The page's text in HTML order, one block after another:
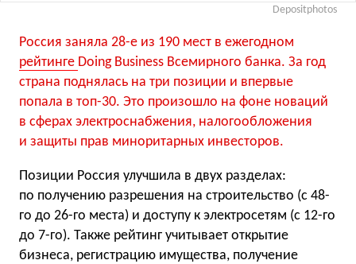
Depositphotos
Россия заняла 28-е из 190 мест в ежегодном
рейтинге Doing Business Всемирного банка. За год
страна поднялась на три позиции и впервые
попала в топ-30. Это произошло на фоне новаций
в сферах электроснабжения, налогообложения
и защиты прав миноритарных инвесторов.
Позиции Россия улучшила в двух разделах:
по получению разрешения на строительство (с 48-
го до 26-го места) и доступу к электросетям (с 12-го
до 7-го). Также рейтинг учитывает открытие
бизнеса, регистрацию имущества, получение